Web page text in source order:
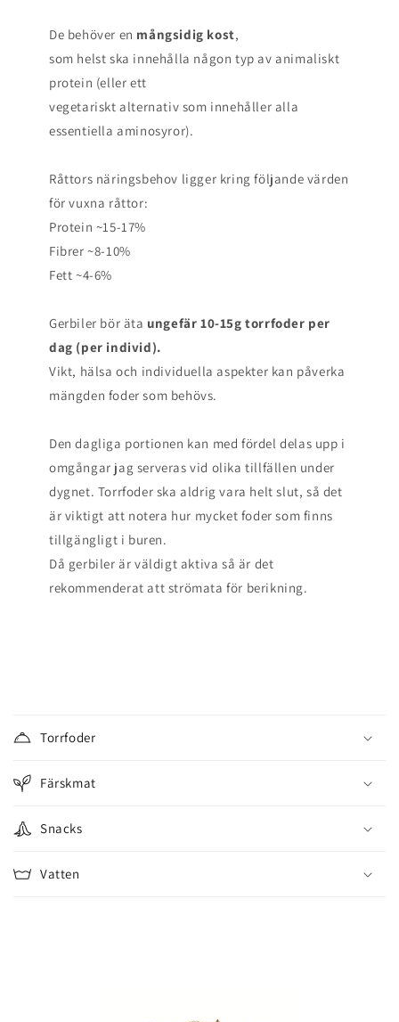
De behöver en mångsidig kost,
som helst ska innehålla någon typ av animaliskt
protein (eller ett
vegetariskt alternativ som innehåller alla
essentiella aminosyror).
Råttors näringsbehov ligger kring följande värden
för vuxna råttor:
Protein ~15-17%
Fibrer ~8-10%
Fett ~4-6%
Gerbiler bör äta ungefär 10-15g torrfoder per
dag (per individ).
Vikt, hälsa och individuella aspekter kan påverka
mängden foder som behövs.
Den dagliga portionen kan med fördel delas upp i
omgångar jag serveras vid olika tillfällen under
dygnet. Torrfoder ska aldrig vara helt slut, så det
är viktigt att notera hur mycket foder som finns
tillgängligt i buren.
Då gerbiler är väldigt aktiva så är det
rekommenderat att strömata för berikning.
n
n
e
h
å
l
l
Torrfoder
Färskmat
Snacks
Vatten